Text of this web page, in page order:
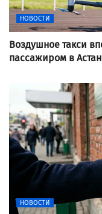
НОВОСТИ
Воздушное такси
пассажиром в
НОВОСТИ